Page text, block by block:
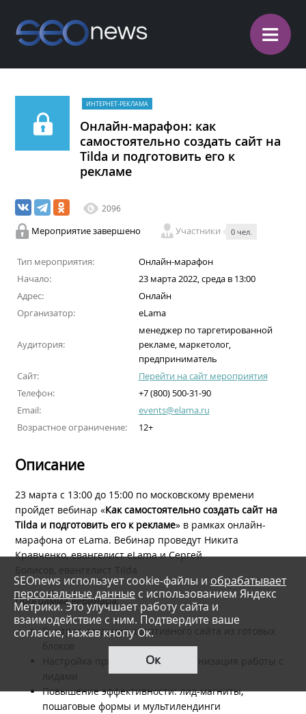
≡
ИНТЕРНЕТ-РЕКЛАМА
Онлайн-марафон: как
самостоятельно создать сайт на
Tilda и подготовить его к
рекламе
2096
Мероприятие завершено Участники 0 чел.
Тип мероприятия:
Онлайн-марафон
Начало:
23 марта 2022, среда в 13:00
Адрес:
Онлайн
Организатор:
eLama
Аудитория:
менеджер по таргетированной
рекламе, маркетолог,
предприниматель
Сайт:
Перейти на сайт мероприятия
Телефон:
+7 (800) 500-31-90
Email:
events@elama.ru
Возрастное ограничение:
12+
Описание
23 марта с 13:00 до 15:00 по московскому времени
пройдет вебинар «Как самостоятельно создать сайт на
Tilda и подготовить его к рекламе» в рамках онлайн-
марафона от eLama. Вебинар проведут Никита
Кравченко, евангелист eLama и Сергей
Болисов, евангелист Tilda
Программа вебинара:
Быстрое создание адаптивного сайта из готовых
блоков
Настройка приёма заявок и организация работы с
лидами
Повышение эффективности: лид-магниты,
пошаговые формы и мультилендинги
SEOnews использует cookie-файлы и обрабатывает
персональные данные с использованием Яндекс
Метрики. Это улучшает работу сайта и
взаимодействие с ним. Подтвердите ваше
согласие, нажав кнопу Ок.
Ок